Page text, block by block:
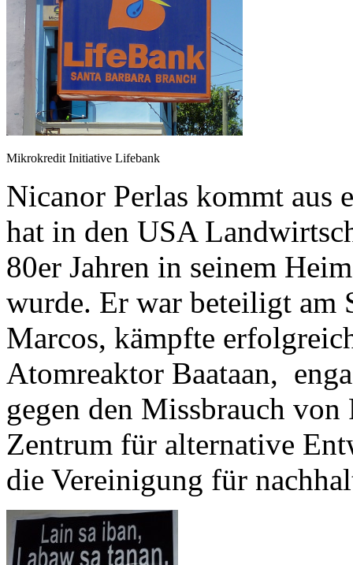
Mikrokredit Initiative Lifebank
Nicanor Perlas kommt
hat in den USA
80er Jahren in seinem
wurde. Er war beteiligt am
Marcos, kämpfte
Atomreaktor Baataan,
gegen den Missbrauch
Zentrum für alternative
die Vereinigung für